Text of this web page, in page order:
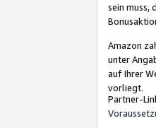
sein muss,
Amazon
unter
auf Ihrer
vorliegt.
Partner-